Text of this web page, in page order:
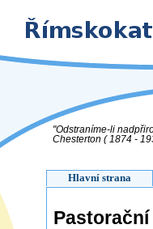
"Odstraníme-li
Chesterton ( 1874 -
Hlavní strana